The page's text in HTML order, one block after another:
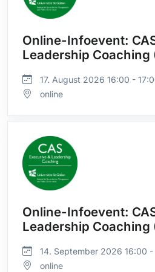
Online-Infoevent:
Leadership Coaching
17. August 2026 16:00 -
online
Online-Infoevent:
Leadership Coaching
14. September 2026 16:00 -
online